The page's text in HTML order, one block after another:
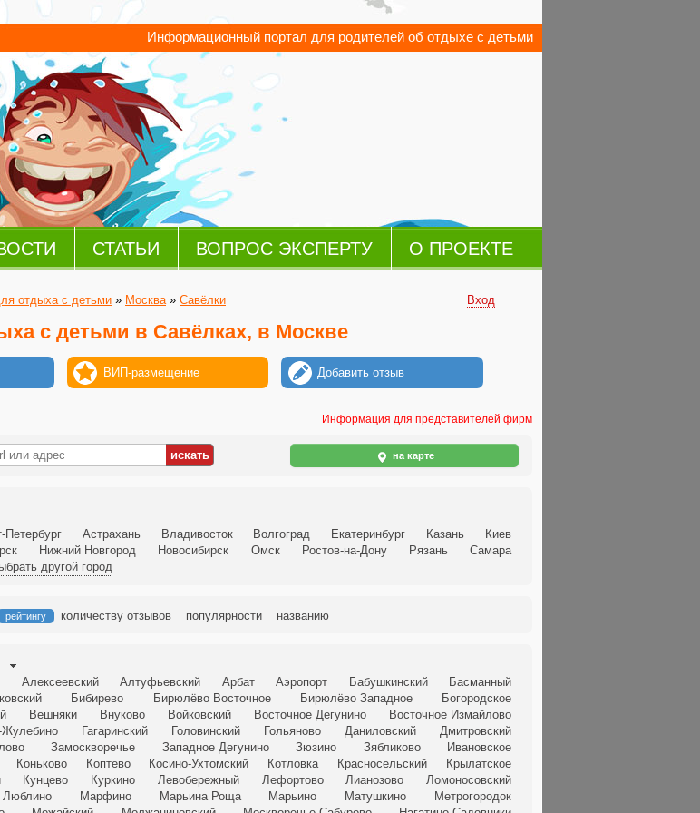
Информационный портал для родителей об отдыхе с детьми
СТАТЬИ ВОПРОС ЭКСПЕРТУ О ПРОЕКТЕ
отдыха с детьми » Москва» Савёлки Вход
с детьми в Савёлках, в Москве
ВИП-размещение Добавить отзыв
Информация для представителей фирм
на карте
Петербург Астрахань Владивосток Волгоград Екатеринбург Казань
Киев
Нижний Новгород Новосибирск Омск Ростов-на-Дону Рязань
Самара
другой город
рейтингу количеству отзывов популярности названию
Алексеевский Алтуфьевский Арбат Аэропорт Бабушкинский
Басманный
Бибирево Бирюлёво Восточное Бирюлёво Западное
Богородское
Вешняки Внуково Войковский Восточное Дегунино
Восточное Измайлово
Жулебино Гагаринский Головинский Гольяново Даниловский
Дмитровский
Замоскворечье Западное Дегунино Зюзино Зябликово
Ивановское
Коньково Коптево Косино-Ухтомский Котловка Красносельский
Крылатское
Кунцево Куркино Левобережный Лефортово Лианозово
Ломоносовский
Люблино Марфино Марьина Роща Марьино Матушкино
Метрогородок